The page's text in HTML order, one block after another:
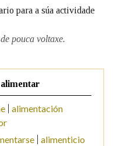
para a súa actividade
pouca voltaxe.
alimentar
alimentación
alimenticio